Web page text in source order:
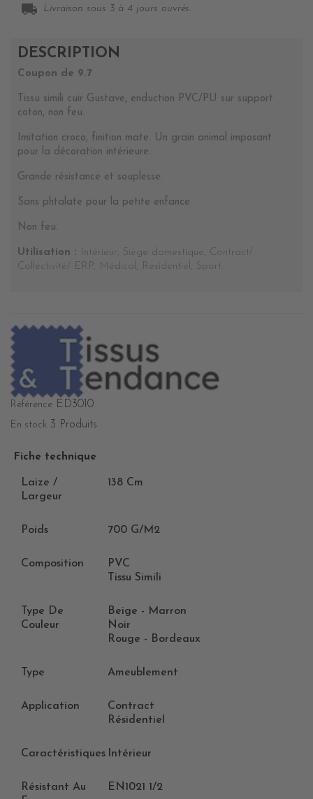
local_shipping Livraison sous 3 à 4 jours ouvrés.
DESCRIPTION
Coupon de 9.7
Tissu simili cuir Gustave, enduction PVC/PU sur support
coton, non feu.
Imitation croco, finition mate. Un grain animal imposant
pour la décoration intérieure.
Grande résistance et souplesse.
Sans phtalate pour la petite enfance.
Non feu.
Utilisation : Intérieur, Siège domestique, Contract/
Collectivité/ ERP, Médical, Residentiel, Sport.
Référence ED3010
En stock 3 Produits
Fiche technique
Laize /
Largeur
138 Cm
Poids 700 G/m2
Composition
PVC
Tissu Simili
Type De
Couleur
Beige - Marron
Noir
Rouge - Bordeaux
Type Ameublement
Application
Contract
Résidentiel
Caractéristiques Intérieur
Résistant Au
EN1021 1/2